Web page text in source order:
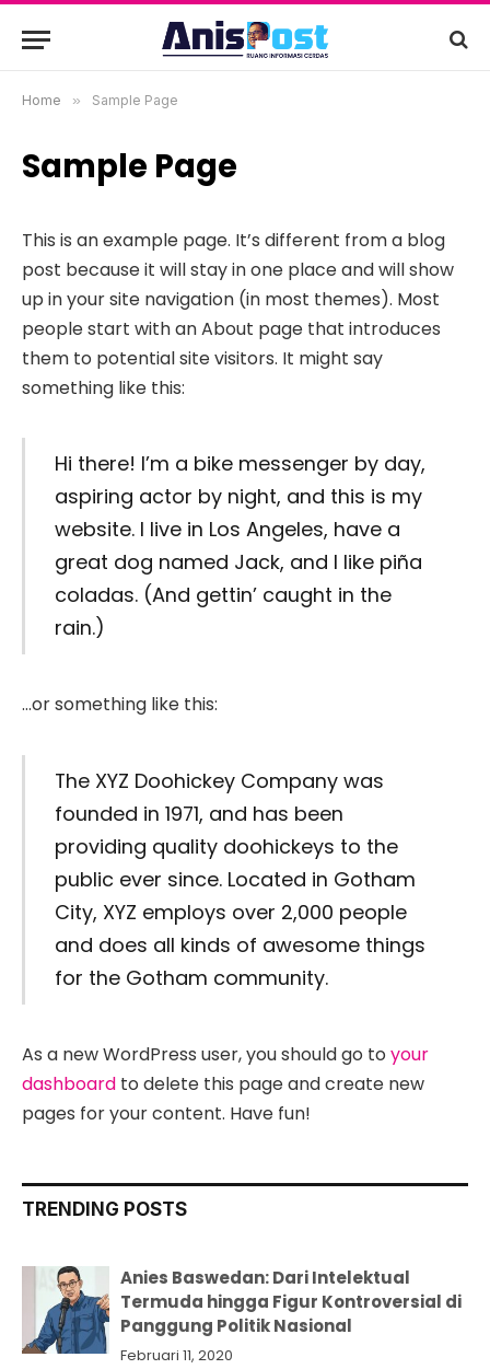
Home » Sample Page
Sample Page
This is an example page. It’s different from a blog
post because it will stay in one place and will show
up in your site navigation (in most themes). Most
people start with an About page that introduces
them to potential site visitors. It might say
something like this:
Hi there! I’m a bike messenger by day,
aspiring actor by night, and this is my
website. I live in Los Angeles, have a
great dog named Jack, and I like piña
coladas. (And gettin’ caught in the
rain.)
…or something like this:
The XYZ Doohickey Company was
founded in 1971, and has been
providing quality doohickeys to the
public ever since. Located in Gotham
City, XYZ employs over 2,000 people
and does all kinds of awesome things
for the Gotham community.
As a new WordPress user, you should go to your
dashboard to delete this page and create new
pages for your content. Have fun!
TRENDING POSTS
Anies Baswedan: Dari Intelektual
Termuda hingga Figur Kontroversial di
Panggung Politik Nasional
Februari 11, 2020